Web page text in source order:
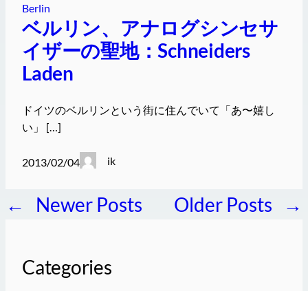
Berlin
ベルリン、アナログシンセサ
イザーの聖地：Schneiders
Laden
ドイツのベルリンという街に住んでいて「あ〜嬉し
い」 […]
2013/02/04 ik
← Newer Posts Older Posts →
Categories